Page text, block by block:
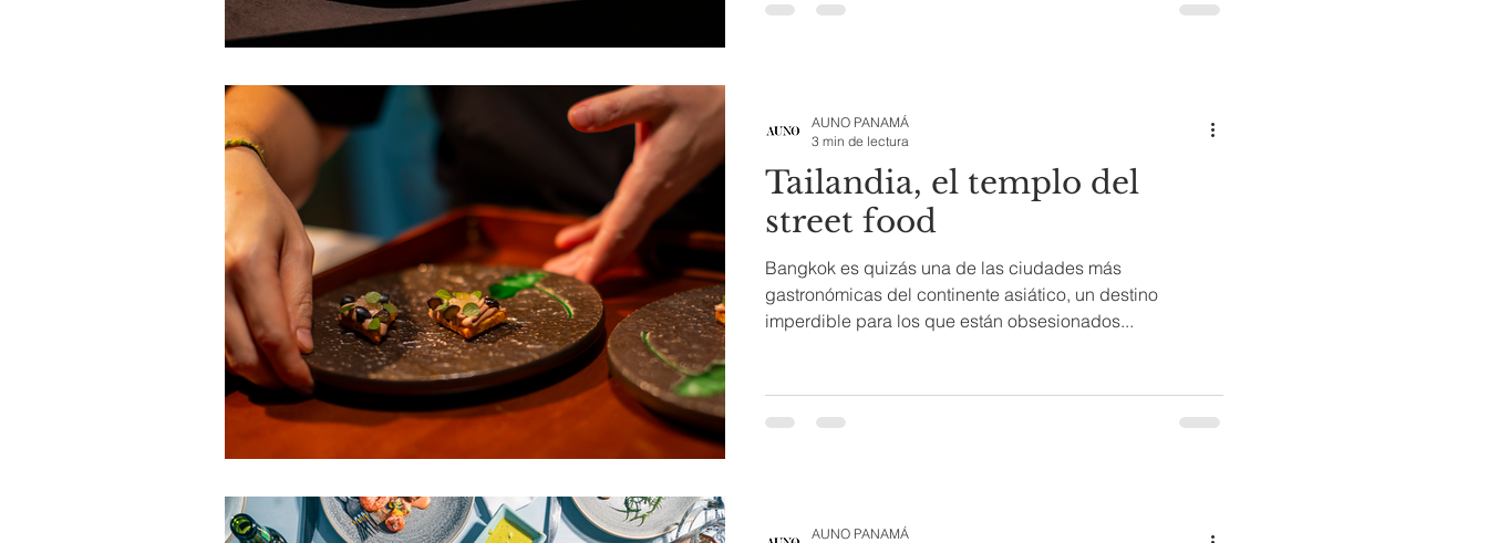
cocineros insiste en apostar por lo suyo, en mostrar la
Tailandia, el templo del
street food
Bangkok es quizás una de las ciudades más
gastronómicas del continente asiático, un destino
imperdible para los que están obsesionados...
AUNO PANAMÁ
3 min de lectura
AUNO PANAMÁ